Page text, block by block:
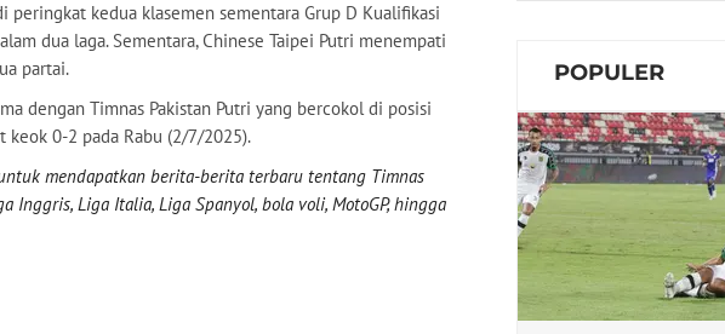
peringkat kedua klasemen sementara Grup D Kualifikasi
dua laga. Sementara, Chinese Taipei Putri menempati
partai.
dengan Timnas Pakistan Putri yang bercokol di posisi
keok 0-2 pada Rabu (2/7/2025).
mendapatkan berita-berita terbaru tentang Timnas
Inggris, Liga Italia, Liga Spanyol, bola voli, MotoGP, hingga
POPULER